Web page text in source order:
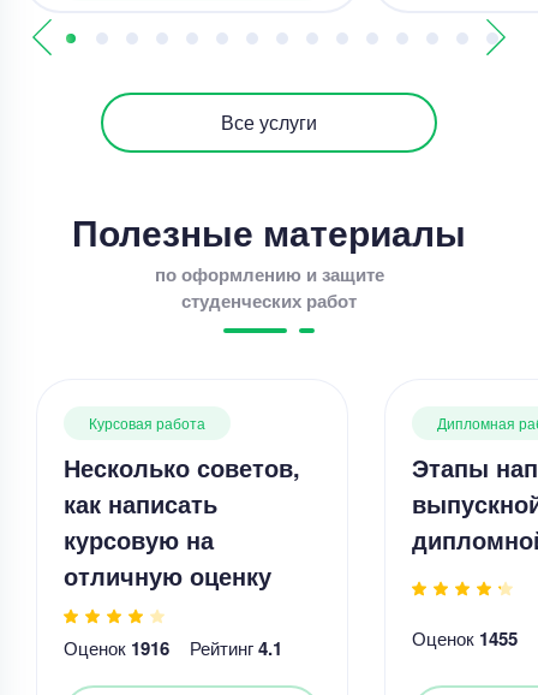
Все услуги
Полезные материалы
по оформлению и защите
студенческих работ
Курсовая работа
Несколько советов,
как написать
курсовую на
отличную оценку
Оценок 1916 Рейтинг4.1
Дипломная
Этапы
Оценок 1455